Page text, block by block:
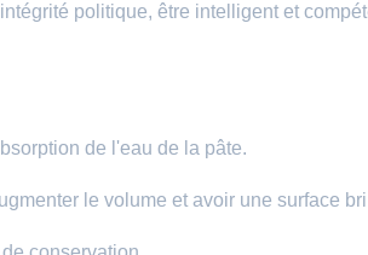
politique, être intelligent et
de l'eau de la pâte.
le volume et avoir une surface